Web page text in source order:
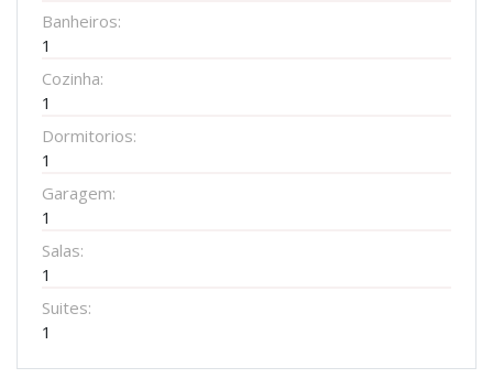
Banheiros:
1
Cozinha:
1
Dormitorios:
1
Garagem:
1
Salas:
1
Suites:
1